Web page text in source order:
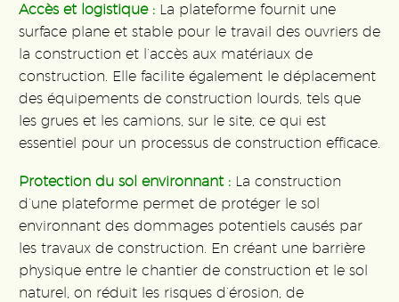
Accès et logistique : La plateforme fournit une
surface plane et stable pour le travail des ouvriers de
la construction et l’accès aux matériaux de
construction. Elle facilite également le déplacement
des équipements de construction lourds, tels que
les grues et les camions, sur le site, ce qui est
essentiel pour un processus de construction efficace.
Protection du sol environnant : La construction
d’une plateforme permet de protéger le sol
environnant des dommages potentiels causés par
les travaux de construction. En créant une barrière
physique entre le chantier de construction et le sol
naturel, on réduit les risques d’érosion, de